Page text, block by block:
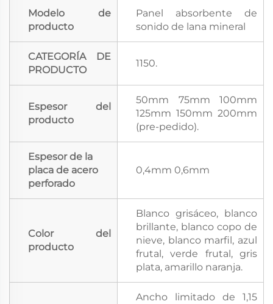
Modelo de
producto
Panel absorbente de
sonido de lana mineral
CATEGORÍA DE
PRODUCTO
1150.
Espesor del
producto
50mm 75mm 100mm
125mm 150mm 200mm
(pre-pedido).
Espesor de la
placa de acero
perforado
0,4mm 0,6mm
Color del
producto
Blanco grisáceo, blanco
brillante, blanco copo de
nieve, blanco marfil, azul
frutal, verde frutal, gris
plata, amarillo naranja.
Ancho limitado de 1,15